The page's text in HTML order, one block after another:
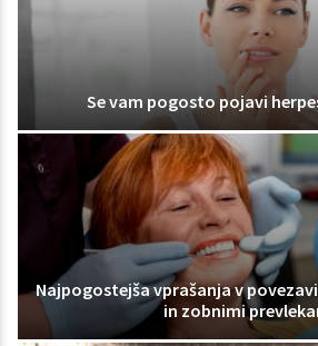
Se vam pogosto pojavi
Najpogostejša vprašanja v
in zobnimi